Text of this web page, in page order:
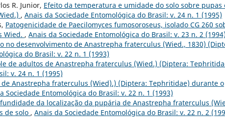
R. Junior, Efeito da temperatura e umidade do solo sobre pupas
, Anais da Sociedade Entomológica do Brasil: v. 24 n. 1 (1995)
Patogenicidade de Paecilomyces fumosoroseus, isolado CG 260
Wied. , Anais da Sociedade Entomológica do Brasil: v. 23 n. 2
no desenvolvimento de Anastrepha fraterculus (Wied., 1830)
do Brasil: v. 22 n. 1 (1993)
de adultos de Anastrepha fraterculus (Wied.) (Diptera:
v. 24 n. 1 (1995)
Anastrepha fraterculus (Wied).) (Diptera: Tephritidae) durante o
Sociedade Entomológica do Brasil: v. 22 n. 1 (1993)
da localização da pupária de Anastrepha fraterculus
de solo , Anais da Sociedade Entomológica do Brasil: v. 22 n. 2